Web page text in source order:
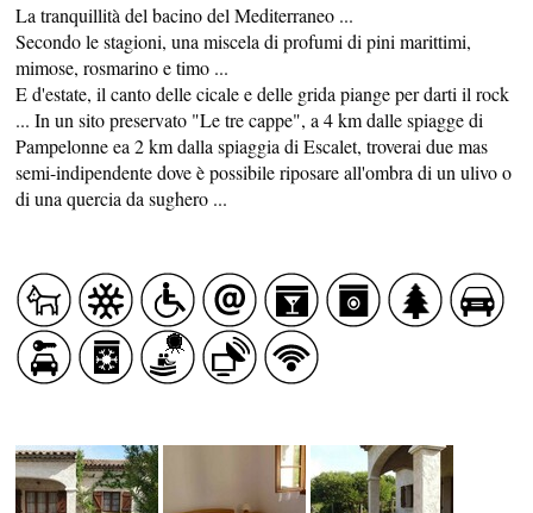
PROFUSIONE DI SAPORE
SANITÀ
La tranquillità del bacino del Mediterraneo ...
Secondo le stagioni, una miscela di profumi di pini marittimi,
mimose, rosmarino e timo ...
E d'estate, il canto delle cicale e delle grida piange per darti il rock
... In un sito preservato "Le tre cappe", a 4 km dalle spiagge di
Pampelonne ea 2 km dalla spiaggia di Escalet, troverai due mas
semi-indipendente dove è possibile riposare all'ombra di un ulivo o
di una quercia da sughero ...